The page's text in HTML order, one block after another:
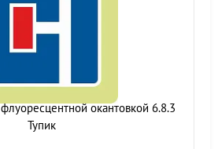
окантовкой 6.8.3
Тупик